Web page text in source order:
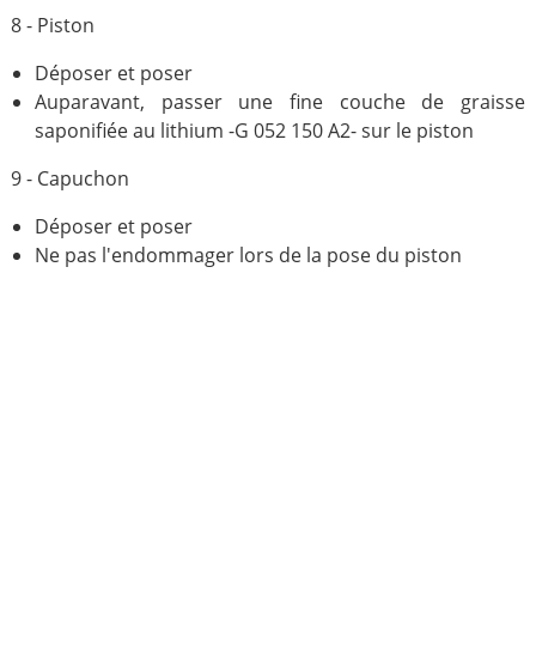
8 - Piston
Déposer et poser
Auparavant, passer une fine couche de graisse
saponifiée au lithium -G 052 150 A2- sur le piston
9 - Capuchon
Déposer et poser
Ne pas l'endommager lors de la pose du piston